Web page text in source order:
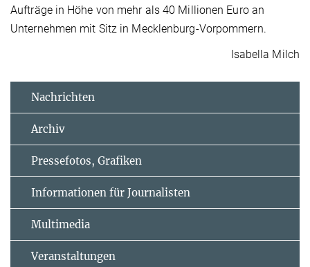
Aufträge in Höhe von mehr als 40 Millionen Euro an
Unternehmen mit Sitz in Mecklenburg-Vorpommern.
Isabella Milch
Nachrichten
Archiv
Pressefotos, Grafiken
Informationen für Journalisten
Multimedia
Veranstaltungen